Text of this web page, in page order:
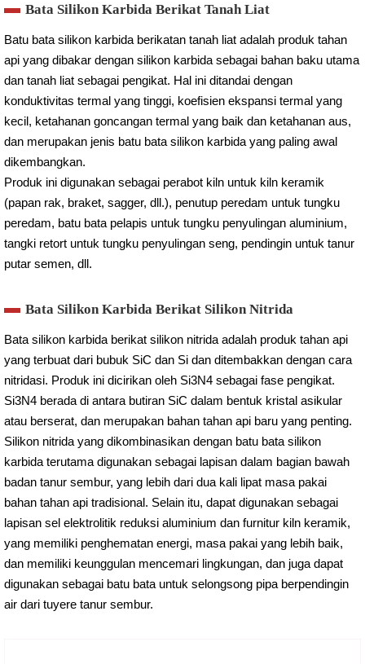
Bata Silikon Karbida Berikat Tanah Liat
Batu bata silikon karbida berikatan tanah liat adalah produk tahan
api yang dibakar dengan silikon karbida sebagai bahan baku utama
dan tanah liat sebagai pengikat. Hal ini ditandai dengan
konduktivitas termal yang tinggi, koefisien ekspansi termal yang
kecil, ketahanan goncangan termal yang baik dan ketahanan aus,
dan merupakan jenis batu bata silikon karbida yang paling awal
dikembangkan.
Produk ini digunakan sebagai perabot kiln untuk kiln keramik
(papan rak, braket, sagger, dll.), penutup peredam untuk tungku
peredam, batu bata pelapis untuk tungku penyulingan aluminium,
tangki retort untuk tungku penyulingan seng, pendingin untuk tanur
putar semen, dll.
Bata Silikon Karbida Berikat Silikon Nitrida
Bata silikon karbida berikat silikon nitrida adalah produk tahan api
yang terbuat dari bubuk SiC dan Si dan ditembakkan dengan cara
nitridasi. Produk ini dicirikan oleh Si3N4 sebagai fase pengikat.
Si3N4 berada di antara butiran SiC dalam bentuk kristal asikular
atau berserat, dan merupakan bahan tahan api baru yang penting.
Silikon nitrida yang dikombinasikan dengan batu bata silikon
karbida terutama digunakan sebagai lapisan dalam bagian bawah
badan tanur sembur, yang lebih dari dua kali lipat masa pakai
bahan tahan api tradisional. Selain itu, dapat digunakan sebagai
lapisan sel elektrolitik reduksi aluminium dan furnitur kiln keramik,
yang memiliki penghematan energi, masa pakai yang lebih baik,
dan memiliki keunggulan mencemari lingkungan, dan juga dapat
digunakan sebagai batu bata untuk selongsong pipa berpendingin
air dari tuyere tanur sembur.